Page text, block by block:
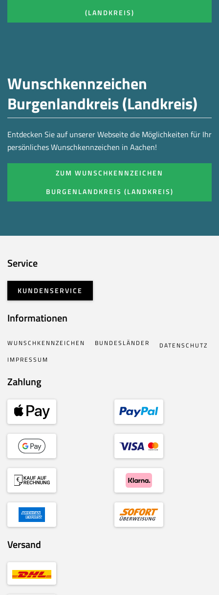
(LANDKREIS)
Wunschkennzeichen
Burgenlandkreis (Landkreis)
Entdecken Sie auf unserer Webseite die Möglichkeiten für Ihr
persönliches Wunschkennzeichen in Aachen!
ZUM WUNSCHKENNZEICHEN
BURGENLANDKREIS (LANDKREIS)
Service
KUNDENSERVICE
Informationen
WUNSCHKENNZEICHEN BUNDESLÄNDER
DATENSCHUTZ
IMPRESSUM
Zahlung
Versand